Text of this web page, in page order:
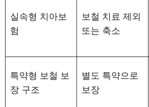
실속형 치아보
험
보철 치료 제외
또는 축소
특약형 보철 보
장 구조
별도 특약으로
보장